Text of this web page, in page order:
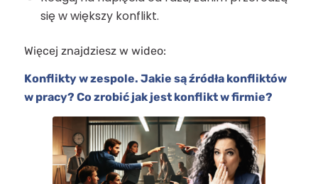
się w większy konflikt.
Więcej znajdziesz w wideo:
Konflikty w zespole. Jakie są źródła konfliktów
w pracy? Co zrobić jak jest konflikt w firmie?